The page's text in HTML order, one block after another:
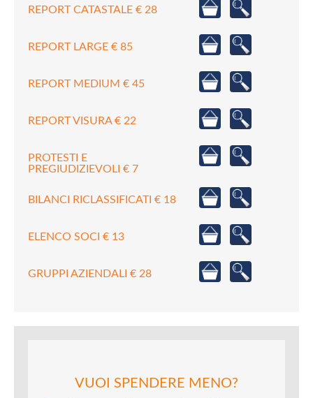
REPORT CATASTALE € 28
REPORT LARGE € 85
REPORT MEDIUM € 45
REPORT VISURA € 22
PROTESTI E
PREGIUDIZIEVOLI € 7
BILANCI RICLASSIFICATI € 18
ELENCO SOCI € 13
GRUPPI AZIENDALI € 28
VUOI SPENDERE MENO?